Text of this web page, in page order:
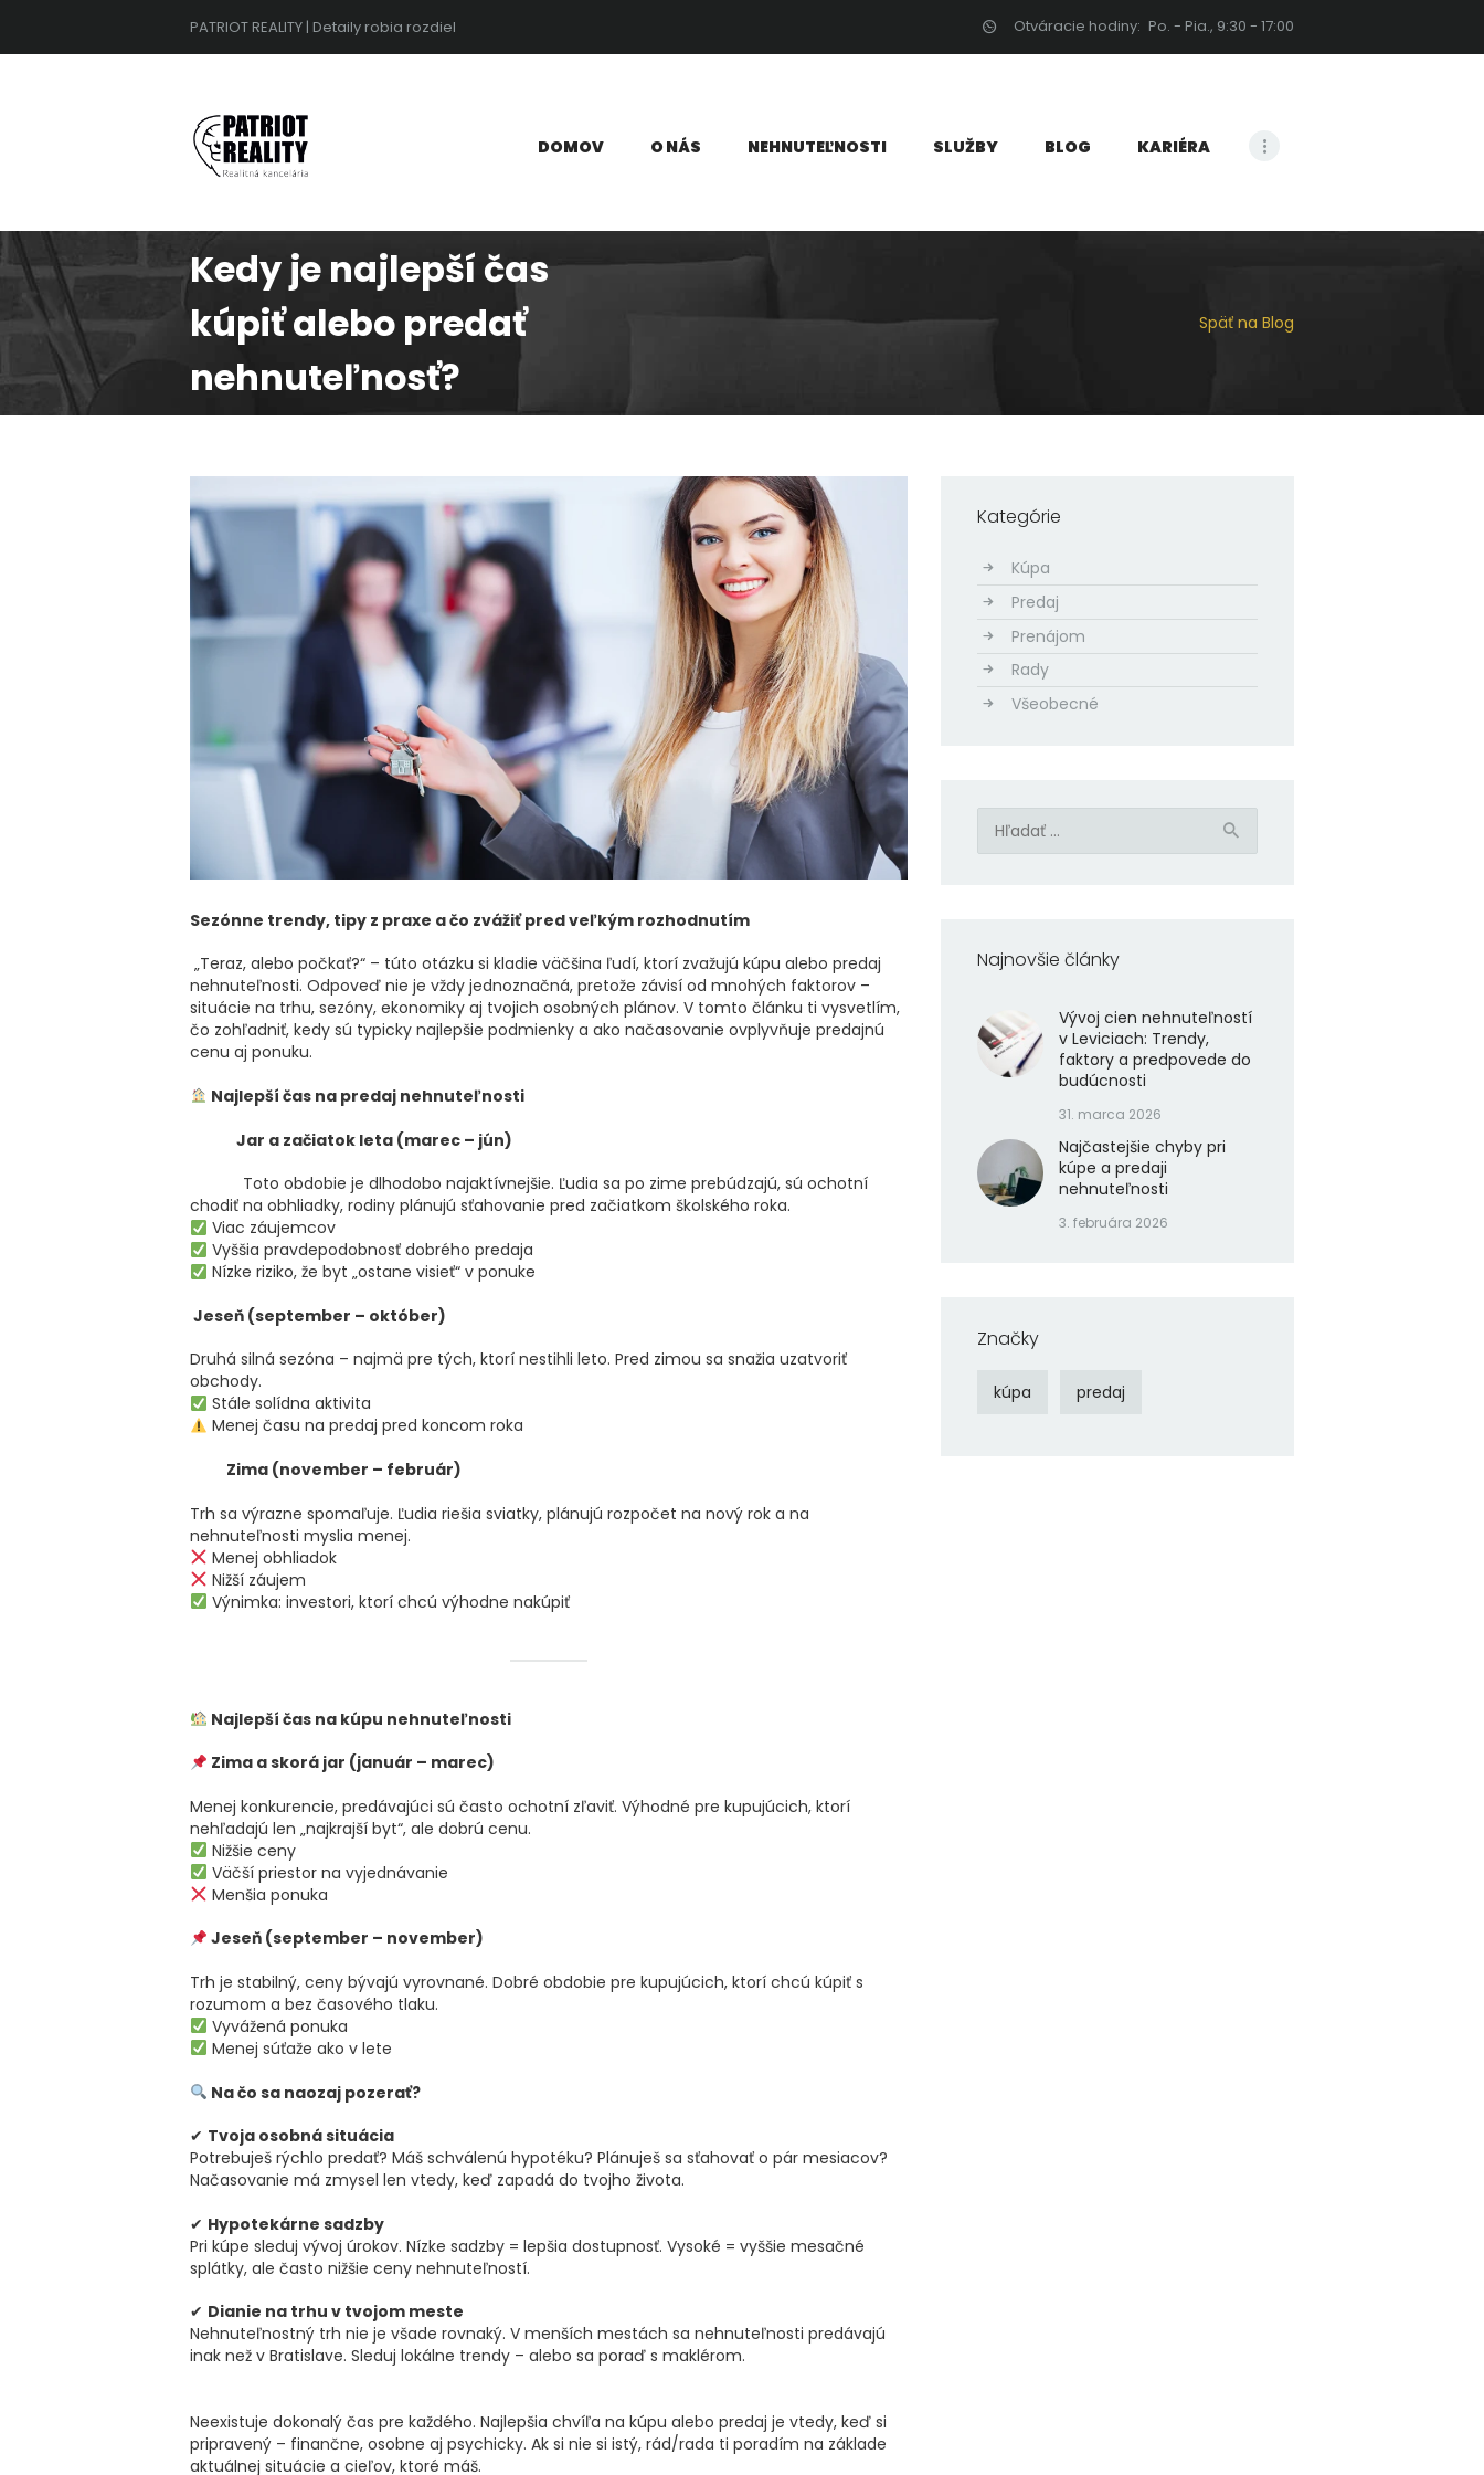
PATRIOT REALITY | Detaily robia rozdiel Otváracie hodiny: Po. - Pia., 9:30 - 17:00
DOMOV O NÁS NEHNUTEĽNOSTI SLUŽBY BLOG KARIÉRA
Kedy je najlepší čas
kúpiť alebo predať
nehnuteľnosť?
Späť na Blog
BLOG
KONTAKT
Sezónne trendy, tipy z praxe a čo zvážiť pred veľkým rozhodnutím
„Teraz, alebo počkať?“ – túto otázku si kladie väčšina ľudí, ktorí zvažujú kúpu alebo predaj
nehnuteľnosti. Odpoveď nie je vždy jednoznačná, pretože závisí od mnohých faktorov –
situácie na trhu, sezóny, ekonomiky aj tvojich osobných plánov. V tomto článku ti vysvetlím,
čo zohľadniť, kedy sú typicky najlepšie podmienky a ako načasovanie ovplyvňuje predajnú
cenu aj ponuku.
Najlepší čas na predaj nehnuteľnosti
Jar a začiatok leta (marec – jún)
Toto obdobie je dlhodobo najaktívnejšie. Ľudia sa po zime prebúdzajú, sú ochotní
chodiť na obhliadky, rodiny plánujú sťahovanie pred začiatkom školského roka.
Viac záujemcov
Vyššia pravdepodobnosť dobrého predaja
Nízke riziko, že byt „ostane visieť“ v ponuke
Jeseň (september – október)
Druhá silná sezóna – najmä pre tých, ktorí nestihli leto. Pred zimou sa snažia uzatvoriť
obchody.
Stále solídna aktivita
Menej času na predaj pred koncom roka
Zima (november – február)
Trh sa výrazne spomaľuje. Ľudia riešia sviatky, plánujú rozpočet na nový rok a na
nehnuteľnosti myslia menej.
Menej obhliadok
Nižší záujem
Výnimka: investori, ktorí chcú výhodne nakúpiť
Najlepší čas na kúpu nehnuteľnosti
Zima a skorá jar (január – marec)
Menej konkurencie, predávajúci sú často ochotní zľaviť. Výhodné pre kupujúcich, ktorí
nehľadajú len „najkrajší byt“, ale dobrú cenu.
Nižšie ceny
Väčší priestor na vyjednávanie
Menšia ponuka
Jeseň (september – november)
Trh je stabilný, ceny bývajú vyrovnané. Dobré obdobie pre kupujúcich, ktorí chcú kúpiť s
rozumom a bez časového tlaku.
Vyvážená ponuka
Menej súťaže ako v lete
Na čo sa naozaj pozerať?
✔ Tvoja osobná situácia
Potrebuješ rýchlo predať? Máš schválenú hypotéku? Plánuješ sa sťahovať o pár mesiacov?
Načasovanie má zmysel len vtedy, keď zapadá do tvojho života.
✔ Hypotekárne sadzby
Pri kúpe sleduj vývoj úrokov. Nízke sadzby = lepšia dostupnosť. Vysoké = vyššie mesačné
splátky, ale často nižšie ceny nehnuteľností.
✔ Dianie na trhu v tvojom meste
Nehnuteľnostný trh nie je všade rovnaký. V menších mestách sa nehnuteľnosti predávajú
inak než v Bratislave. Sleduj lokálne trendy – alebo sa poraď s maklérom.
Neexistuje dokonalý čas pre každého. Najlepšia chvíľa na kúpu alebo predaj je vtedy, keď si
pripravený – finančne, osobne aj psychicky. Ak si nie si istý, rád/rada ti poradím na základe
aktuálnej situácie a cieľov, ktoré máš.
Kategórie
Kúpa
Predaj
Prenájom
Rady
Všeobecné
Hľadať:
Najnovšie články
Vývoj cien nehnuteľností
v Leviciach: Trendy,
faktory a predpovede do
budúcnosti
31. marca 2026
Najčastejšie chyby pri
kúpe a predaji
nehnuteľnosti
3. februára 2026
Značky
kúpa predaj